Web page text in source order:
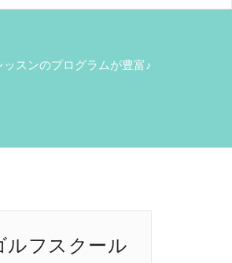
ッスンのプログラムが豊富♪
フスクール